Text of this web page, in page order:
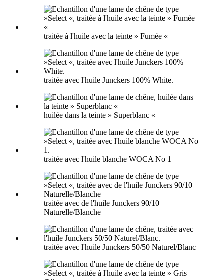
traitée à l'huile avec la teinte » Fumée «
traitée avec l'huile Junckers 100% White.
huilée dans la teinte » Superblanc «
traitée avec l'huile blanche WOCA No 1
traitée avec de l'huile Junckers 90/10
Naturelle/Blanche
traitée avec l'huile Junckers 50/50 Naturel/Blanc